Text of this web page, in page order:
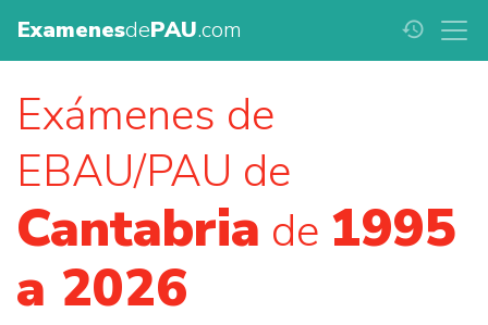
ExamenesdePAU.com history
Exámenes de
EBAU/PAU de
Cantabria de 1995
a 2026